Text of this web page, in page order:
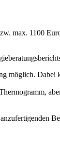
max. 1100
möglich.